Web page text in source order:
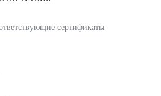
сертификаты